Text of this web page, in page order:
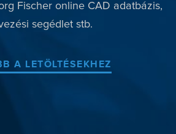
+36-1/363-6559
Fischer online CAD adatbázis,
segédlet stb.
A LETÖLTÉSEKHEZ